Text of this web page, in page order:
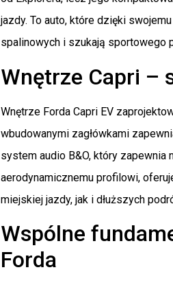
jazdy. To auto, które dzięki
spalinowych i szukają sportowego
Wnętrze Capri –
Wnętrze Forda Capri EV
wbudowanymi zagłówkami
system audio B&O, który zapewnia
aerodynamicznemu profilowi,
miejskiej jazdy, jak i dłuższych
Wspólne
Forda